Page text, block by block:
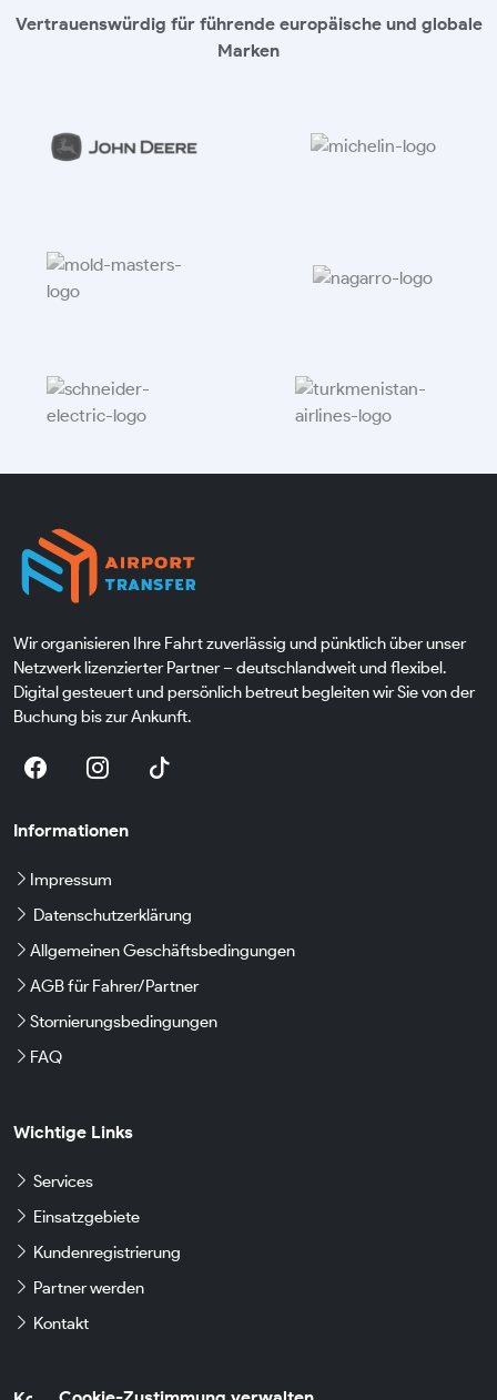
Vertrauenswürdig für führende europäische und globale
Marken
Wir organisieren Ihre Fahrt zuverlässig und pünktlich über unser
Netzwerk lizenzierter Partner – deutschlandweit und flexibel.
Digital gesteuert und persönlich betreut begleiten wir Sie von der
Buchung bis zur Ankunft.
Informationen
Impressum
Datenschutzerklärung
Allgemeinen Geschäftsbedingungen
AGB für Fahrer/Partner
Stornierungsbedingungen
FAQ
Wichtige Links
Services
Einsatzgebiete
Kundenregistrierung
Partner werden
Kontakt